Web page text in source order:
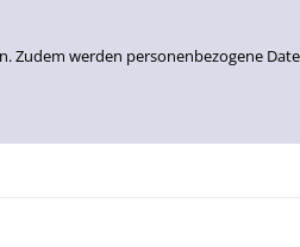
werden personenbezogene